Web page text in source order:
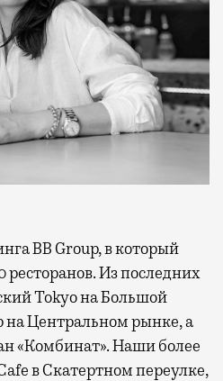
ресторанов. Из последних
Tokyo на Большой
Центральном рынке, а
«Комбинат». Наши более
в Скатертном переулке,